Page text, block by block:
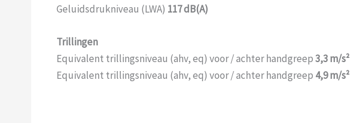
Geluidsdrukniveau (LWA) 117 dB(A)
Trillingen
Equivalent trillingsniveau (ahv, eq) voor / achter handgreep3,3 m/s²
Equivalent trillingsniveau (ahv, eq) voor / achter handgreep 4,9 m/s²